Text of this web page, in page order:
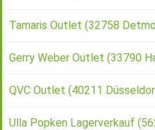
Tamaris Outlet (32758
Gerry Weber Outlet (33790
QVC Outlet (40211
Ulla Popken Lagerverkauf